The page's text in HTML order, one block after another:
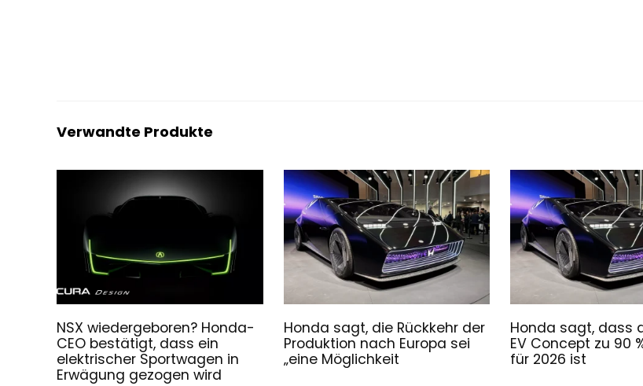
Verwandte Produkte
NSX wiedergeboren? Honda-
CEO bestätigt, dass ein
elektrischer Sportwagen in
Erwägung gezogen wird
Honda sagt, die Rückkehr der
Produktion nach Europa sei
„eine Möglichkeit
Honda sagt, dass
EV Concept zu 90
für 2026 ist